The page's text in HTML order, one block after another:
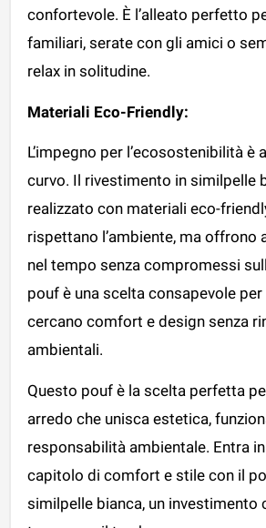
confortevole. È l’alleato perfetto
familiari, serate con gli amici o
relax in solitudine.
Materiali Eco-Friendly:
L’impegno per l’ecosostenibilità è
curvo. Il rivestimento in similpelle
realizzato con materiali eco-
rispettano l’ambiente, ma offrono
nel tempo senza compromessi
pouf è una scelta consapevole
cercano comfort e design senza
ambientali.
Questo pouf è la scelta perfetta
arredo che unisca estetica,
responsabilità ambientale. Entra
capitolo di comfort e stile con il
similpelle bianca, un investimento